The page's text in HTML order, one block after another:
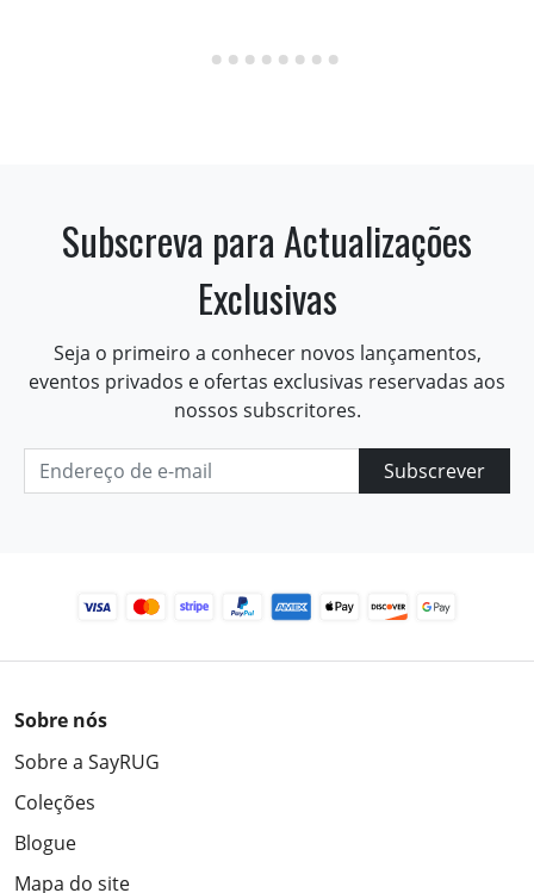
Subscreva para Actualizações
Exclusivas
Seja o primeiro a conhecer novos lançamentos,
eventos privados e ofertas exclusivas reservadas aos
nossos subscritores.
Subscrever
Sobre nós
Sobre a SayRUG
Coleções
Blogue
Mapa do site